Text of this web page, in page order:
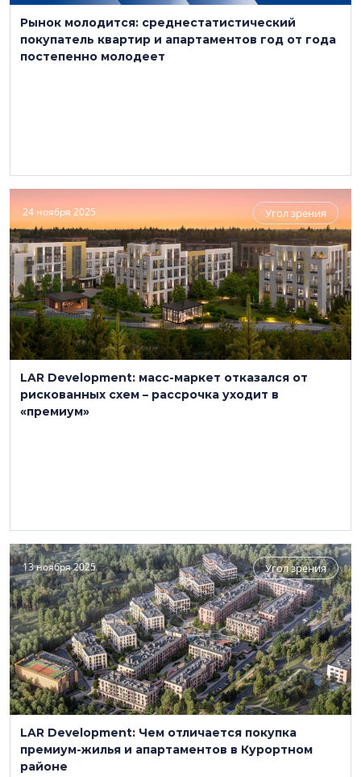
Рынок молодится: среднестатистический
покупатель квартир и апартаментов год от года
постепенно молодеет
24 ноября 2025 Угол зрения
LAR Development: масс-маркет отказался от
рискованных схем – рассрочка уходит в
«премиум»
13 ноября 2025 Угол зрения
LAR Development: Чем отличается покупка
премиум-жилья и апартаментов в Курортном
районе